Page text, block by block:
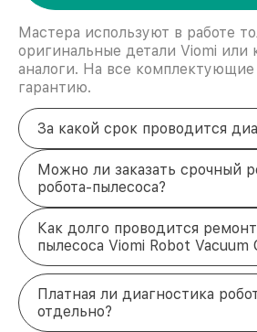
Мастера используют в работе
оригинальные детали Viomi или
аналоги. На все комплектующие
гарантию.
За какой срок проводится
Можно ли заказать срочный
робота-пылесоса?
Как долго проводится
пылесоса Viomi Robot Vacuum
Платная ли диагностика
отдельно?